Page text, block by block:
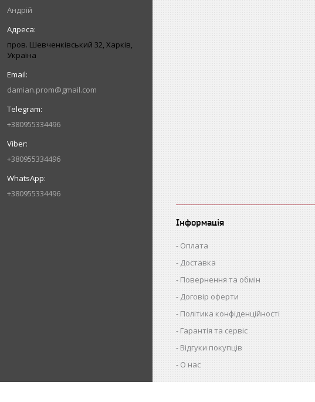
Андрій
пров. Шевченківський 32, Харків,
Україна
damian.prom@gmail.com
+380955334496
+380955334496
+380955334496
Інформація
Оплата
Доставка
Повернення та обмін
Договір оферти
Політика конфіденційності
Гарантія та сервіс
Відгуки покупців
О нас